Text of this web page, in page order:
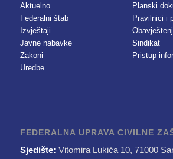
Aktuelno
Federalni štab
Izvještaji
Javne nabavke
Zakoni
Uredbe
Planski
Pravilnici i
Sindikat
Pristup
FEDERALNA UPRAVA CIVILNE
Sjedište: Vitomira Lukića 10, 71000